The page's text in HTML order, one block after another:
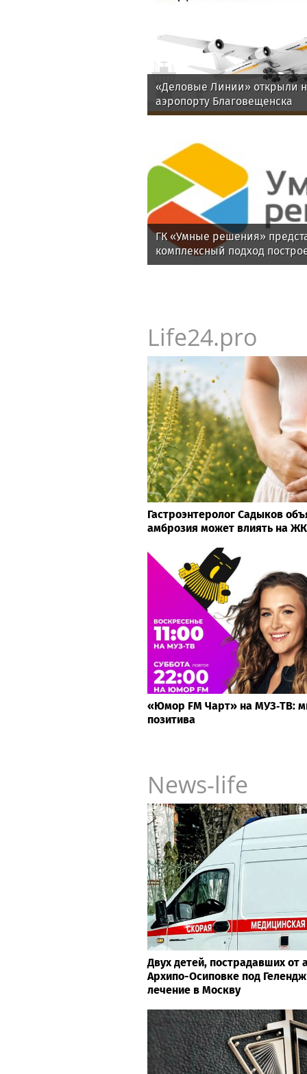
«Деловые Линии» открыли
аэропорту Благовещенска
ГК «Умные решения»
комплексный подход
киберустойчивости
Life24.pro
Гастроэнтеролог Садыков
амброзия может влиять на
«Юмор FM Чарт» на МУЗ‑ТВ:
позитива
News-life
Двух детей, пострадавших от
Архипо-Осиповке под
лечение в Москву